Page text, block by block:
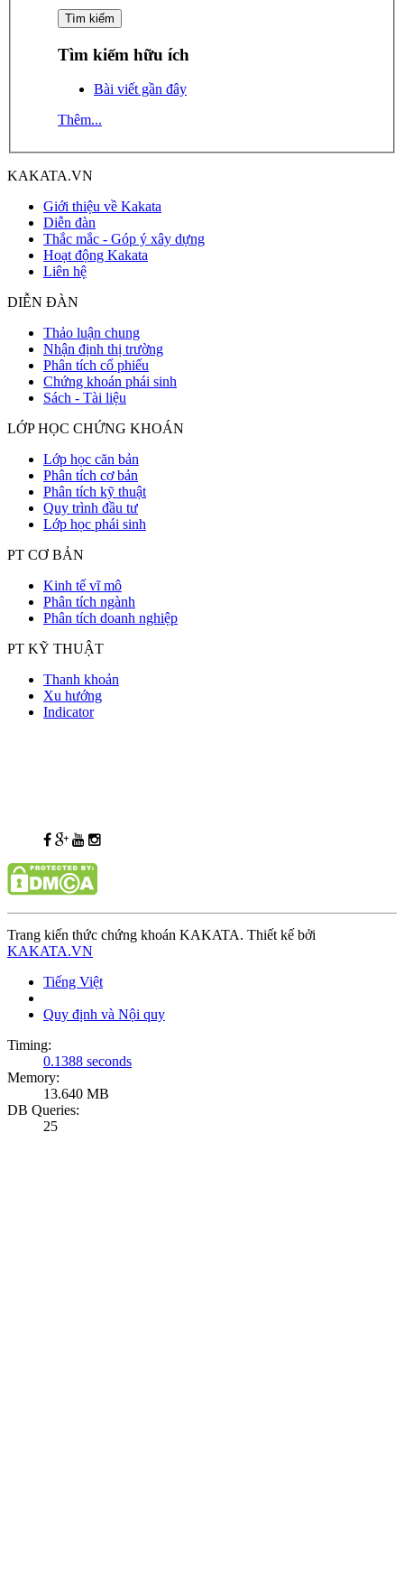
Tìm kiếm hữu ích
Bài viết gần đây
Thêm...
KAKATA.VN
Giới thiệu về Kakata
Diễn đàn
Thắc mắc - Góp ý xây dựng
Hoạt động Kakata
Liên hệ
DIỄN ĐÀN
Thảo luận chung
Nhận định thị trường
Phân tích cổ phiếu
Chứng khoán phái sinh
Sách - Tài liệu
LỚP HỌC CHỨNG KHOÁN
Lớp học căn bản
Phân tích cơ bản
Phân tích kỹ thuật
Quy trình đầu tư
Lớp học phái sinh
PT CƠ BẢN
Kinh tế vĩ mô
Phân tích ngành
Phân tích doanh nghiệp
PT KỸ THUẬT
Thanh khoản
Xu hướng
Indicator
Trang kiến thức chứng khoán KAKATA. Thiết kế bởi
KAKATA.VN
Tiếng Việt
Quy định và Nội quy
Timing:
0.1388 seconds
Memory:
13.640 MB
DB Queries:
25